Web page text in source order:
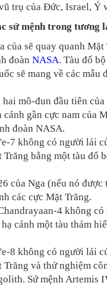
trụ của Đức, Israel, Ý
sứ mệnh trong tương
của sẽ quay quanh Mặt
đoàn NASA. Tàu đổ
sẽ mang về các mẫu
mô-đun đầu tiên
cánh gần cực nam của
đoàn NASA.
7 không có người lái
Trăng bằng một tàu đổ
của Nga (nếu nó được
các cực Mặt Trăng.
4 không
cánh một tàu thám
8 không có người lái
Trăng và thử nghiệm
Sứ mệnh Artemis